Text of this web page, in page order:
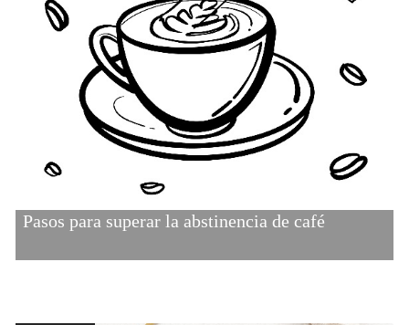
Pasos para superar la abstinencia de café